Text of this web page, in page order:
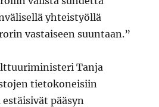
yhteistyöllä
vastaiseen suuntaan.”
Tanja
tietokoneisiin
pääsyn